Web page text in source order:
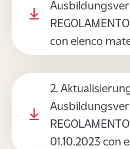
con elenco
2.
01.10.2023 con